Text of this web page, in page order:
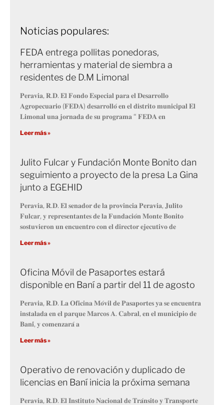
Noticias populares:
FEDA entrega pollitas ponedoras,
herramientas y material de siembra a
residentes de D.M Limonal
𝐏𝐞𝐫𝐚𝐯𝐢𝐚, 𝐑.𝐃. 𝐄𝐥 𝐅𝐨𝐧𝐝𝐨 𝐄𝐬𝐩𝐞𝐜𝐢𝐚𝐥 𝐩𝐚𝐫𝐚 𝐞𝐥 𝐃𝐞𝐬𝐚𝐫𝐫𝐨𝐥𝐥𝐨
𝐀𝐠𝐫𝐨𝐩𝐞𝐜𝐮𝐚𝐫𝐢𝐨 (𝐅𝐄𝐃𝐀) 𝐝𝐞𝐬𝐚𝐫𝐫𝐨𝐥𝐥𝐨́ 𝐞𝐧 𝐞𝐥 𝐝𝐢𝐬𝐭𝐫𝐢𝐭𝐨 𝐦𝐮𝐧𝐢𝐜𝐢𝐩𝐚𝐥 𝐄𝐥
𝐋𝐢𝐦𝐨𝐧𝐚𝐥 𝐮𝐧𝐚 𝐣𝐨𝐫𝐧𝐚𝐝𝐚 𝐝𝐞 𝐬𝐮 𝐩𝐫𝐨𝐠𝐫𝐚𝐦𝐚 “ 𝐅𝐄𝐃𝐀 𝐞𝐧
Leer más »
Julito Fulcar y Fundación Monte Bonito dan
seguimiento a proyecto de la presa La Gina
junto a EGEHID
𝐏𝐞𝐫𝐚𝐯𝐢𝐚, 𝐑.𝐃. 𝐄𝐥 𝐬𝐞𝐧𝐚𝐝𝐨𝐫 𝐝𝐞 𝐥𝐚 𝐩𝐫𝐨𝐯𝐢𝐧𝐜𝐢𝐚 𝐏𝐞𝐫𝐚𝐯𝐢𝐚, 𝐉𝐮𝐥𝐢𝐭𝐨
𝐅𝐮𝐥𝐜𝐚𝐫, 𝐲 𝐫𝐞𝐩𝐫𝐞𝐬𝐞𝐧𝐭𝐚𝐧𝐭𝐞𝐬 𝐝𝐞 𝐥𝐚 𝐅𝐮𝐧𝐝𝐚𝐜𝐢𝐨́𝐧 𝐌𝐨𝐧𝐭𝐞 𝐁𝐨𝐧𝐢𝐭𝐨
𝐬𝐨𝐬𝐭𝐮𝐯𝐢𝐞𝐫𝐨𝐧 𝐮𝐧 𝐞𝐧𝐜𝐮𝐞𝐧𝐭𝐫𝐨 𝐜𝐨𝐧 𝐞𝐥 𝐝𝐢𝐫𝐞𝐜𝐭𝐨𝐫 𝐞𝐣𝐞𝐜𝐮𝐭𝐢𝐯𝐨 𝐝𝐞
Leer más »
Oficina Móvil de Pasaportes estará
disponible en Baní a partir del 11 de agosto
𝐏𝐞𝐫𝐚𝐯𝐢𝐚, 𝐑.𝐃. 𝐋𝐚 𝐎𝐟𝐢𝐜𝐢𝐧𝐚 𝐌𝐨́𝐯𝐢𝐥 𝐝𝐞 𝐏𝐚𝐬𝐚𝐩𝐨𝐫𝐭𝐞𝐬 𝐲𝐚 𝐬𝐞 𝐞𝐧𝐜𝐮𝐞𝐧𝐭𝐫𝐚
𝐢𝐧𝐬𝐭𝐚𝐥𝐚𝐝𝐚 𝐞𝐧 𝐞𝐥 𝐩𝐚𝐫𝐪𝐮𝐞 𝐌𝐚𝐫𝐜𝐨𝐬 𝐀. 𝐂𝐚𝐛𝐫𝐚𝐥, 𝐞𝐧 𝐞𝐥 𝐦𝐮𝐧𝐢𝐜𝐢𝐩𝐢𝐨 𝐝𝐞
𝐁𝐚𝐧𝐢́, 𝐲 𝐜𝐨𝐦𝐞𝐧𝐳𝐚𝐫𝐚́ 𝐚
Leer más »
Operativo de renovación y duplicado de
licencias en Baní inicia la próxima semana
𝐏𝐞𝐫𝐚𝐯𝐢𝐚, 𝐑.𝐃. 𝐄𝐥 𝐈𝐧𝐬𝐭𝐢𝐭𝐮𝐭𝐨 𝐍𝐚𝐜𝐢𝐨𝐧𝐚𝐥 𝐝𝐞 𝐓𝐫𝐚́𝐧𝐬𝐢𝐭𝐨 𝐲 𝐓𝐫𝐚𝐧𝐬𝐩𝐨𝐫𝐭𝐞